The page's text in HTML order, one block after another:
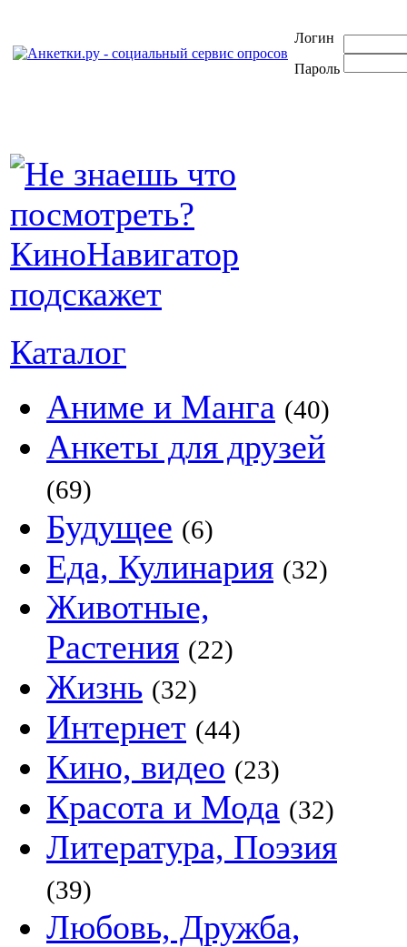
Логин
Пароль
Каталог
Аниме и Манга (40)
Анкеты для друзей
(69)
Будущее (6)
Еда, Кулинария (32)
Животные,
Растения (22)
Жизнь (32)
Интернет (44)
Кино, видео (23)
Красота и Мода (32)
Литература, Поэзия
(39)
Любовь, Дружба,